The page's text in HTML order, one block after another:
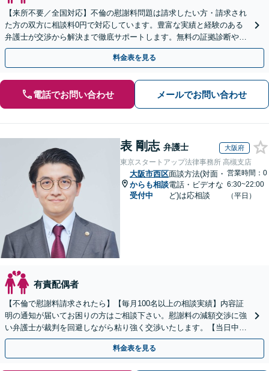
【来所不要／全国対応】不倫の慰謝料問題は請求したい方・請求され
た方の双方に相談料0円で対応しています。豊富な実績と経験のある
弁護士が交渉から解決まで徹底サポートします。無料の証拠診断や着
手金の返還保証もありますので安心してご相談ください。
料金表を見る
電話でお問い合わせ メールでお問い合わせ
表 剛志 弁護士 大阪府
東京スタートアップ法律事務所 高槻支店
大阪市西区
からも相談
受付中
面談方法(対面・
電話・ビデオな
ど)は応相談
営業時間：0
6:30~22:00
（平日）
有責配偶者
【不倫で慰謝料請求されたら】【毎月100名以上の相談実績】内容証
明の通知が届いてお困りの方はご相談下さい。慰謝料の減額交渉に強
い弁護士が裁判を回避しながら粘り強く交渉いたします。【当日中の
相談可(予約制)】【全国対応】
料金表を見る